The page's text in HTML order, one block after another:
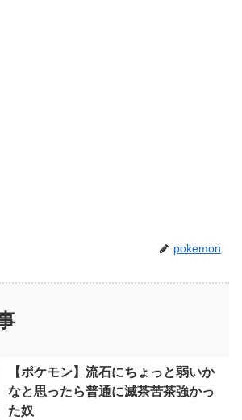
pokemon
【ポケモン】流石にちょっと弱いか
なと思ったら普通に滅茶苦茶強かっ
た奴